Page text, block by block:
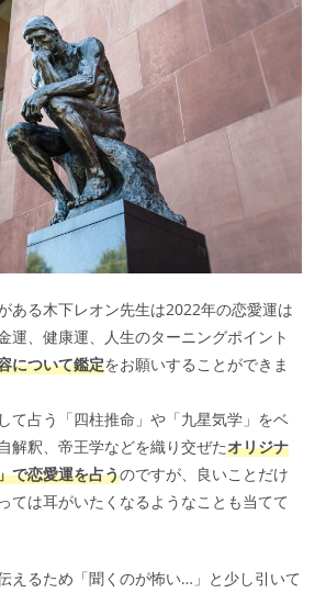
ある木下レオン先生は2022年の恋愛運は
運、健康運、人生のターニングポイント
について鑑定をお願いすることができま
て占う「四柱推命」や「九星気学」をベ
解釈、帝王学などを織り交ぜたオリジナ
で恋愛運を占うのですが、良いことだけ
ては耳がいたくなるようなことも当てて
えるため「聞くのが怖い…」と少し引いて